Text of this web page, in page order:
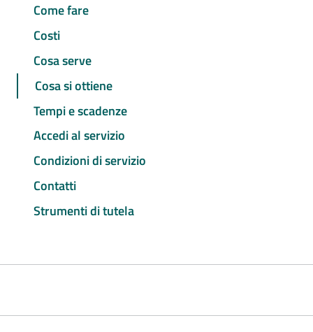
Come fare
Costi
Cosa serve
Cosa si ottiene
Tempi e scadenze
Accedi al servizio
Condizioni di servizio
Contatti
Strumenti di tutela